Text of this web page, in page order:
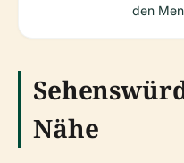
den
Nähe